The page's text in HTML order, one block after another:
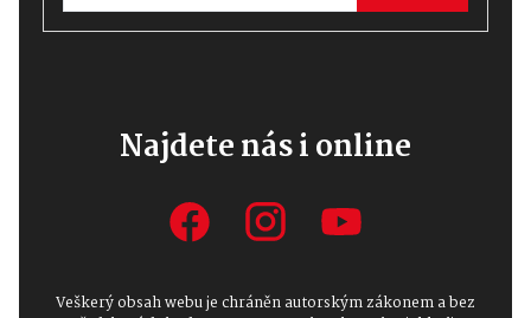
Najdete nás i online
Veškerý obsah webu je chráněn autorským zákonem a bez